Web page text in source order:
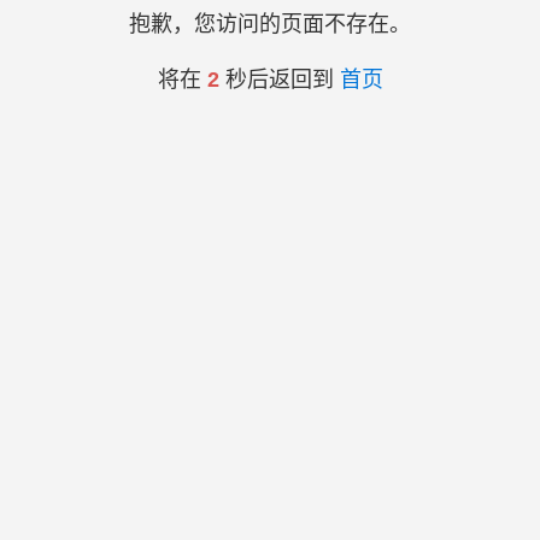
抱歉，您访问的页面不存在。
将在 2秒后返回到 首页